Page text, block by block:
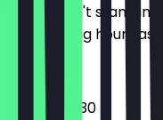
So you don't stand
the opening hours
08:30 - 20:30